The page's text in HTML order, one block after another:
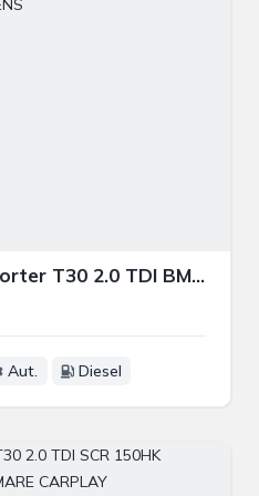
Volkswagen Transporter T30 2.0 TDI BMT 4MOTION 150HK DRAG VÄRMARE P-SENS
Aut. Diesel